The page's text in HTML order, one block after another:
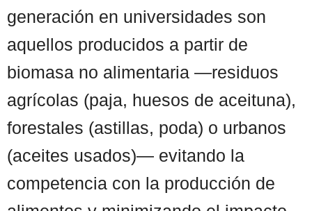
generación en universidades son
aquellos producidos a partir de
biomasa no alimentaria —residuos
agrícolas (paja, huesos de aceituna),
forestales (astillas, poda) o urbanos
(aceites usados)— evitando la
competencia con la producción de